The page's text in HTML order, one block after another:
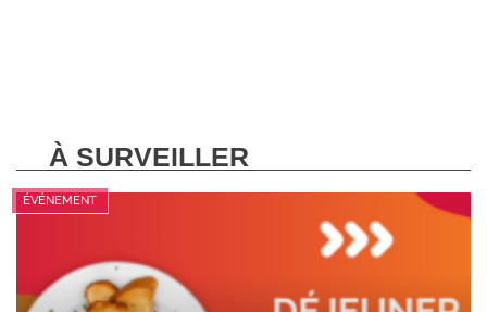
À SURVEILLER
ÉVÉNEMENT